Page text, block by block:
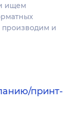
ищем
производим и
принт-